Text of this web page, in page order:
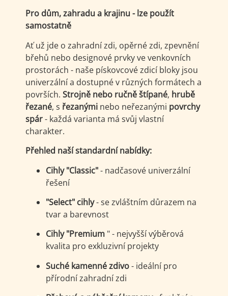
Pro dům, zahradu a krajinu - lze použít
samostatně
Ať už jde o zahradní zdi, opěrné zdi, zpevnění
břehů nebo designové prvky ve venkovních
prostorách - naše pískovcové zdicí bloky jsou
univerzální a dostupné v různých formátech a
površích. Strojně nebo ručně štípané, hrubě
řezané, s řezanými nebo neřezanými povrchy
spár- každá varianta má svůj vlastní
charakter.
Přehled naší standardní nabídky:
Cihly "Classic"- nadčasové univerzální
řešení
"Select" cihly- se zvláštním důrazem na
tvar a barevnost
Cihly "Premium " - nejvyšší výběrová
kvalita pro exkluzivní projekty
Suché kamenné zdivo- ideální pro
přírodní zahradní zdi